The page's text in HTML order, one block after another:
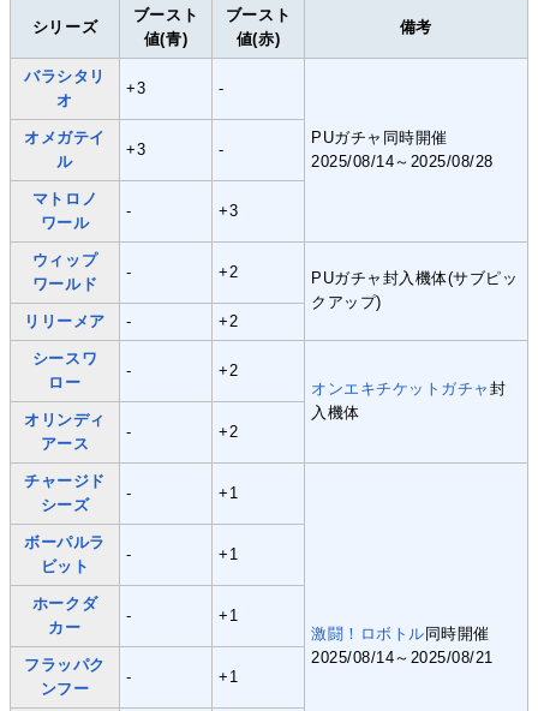
シリーズ
ブースト
値(青)
ブースト
値(赤)
備考
バラシタリ
オ
+3 -
PUガチャ同時開催
2025/08/14～2025/08/28
オメガテイ
ル
+3 -
マトロノ
ワール
- +3
ウィップ
ワールド
- +2
PUガチャ封入機体(サブピッ
クアップ)
リリーメア
- +2
シースワ
ロー
-
+2
オンエキチケットガチャ 封
入機体
オリンディ
アース
- +2
チャージド
シーズ
- +1
激闘！ロボトル同時開催
2025/08/14～2025/08/21
ボーパルラ
ビット
- +1
ホークダ
カー
- +1
フラッパク
ンフー
- +1